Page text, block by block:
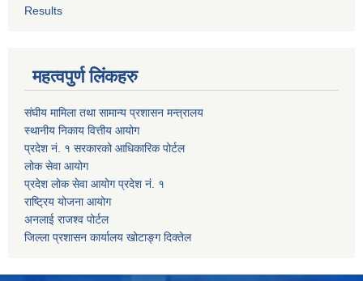
Results
महत्वपुर्ण लिंकहरु
संघीय मामिला तथा सामान्य प्रशासन मन्त्रालय
स्थानीय निकाय वित्तीय आयोग
प्रदेश नं. १ सरकारको आधिकारिक पोर्टल
लोक सेवा आयोग
प्रदेश लोक सेवा आयोग प्रदेश नं. १
राष्ट्रिय योजना आयोग
अनलाई राजश्व पोर्टल
जिल्ला प्रशासन कार्यालय खोटाङ्ग दिक्तेल